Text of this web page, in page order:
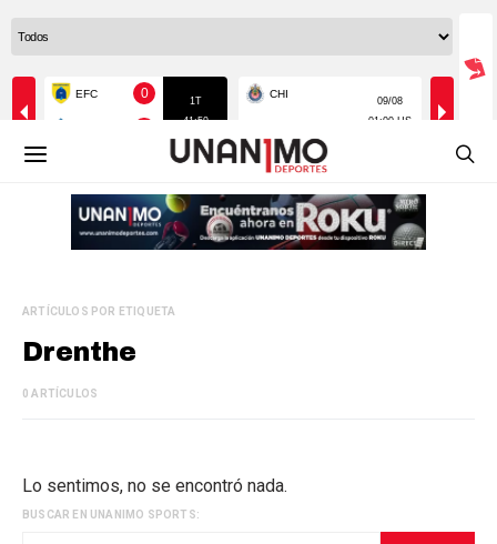
ARTÍCULOS POR ETIQUETA
Drenthe
0 ARTÍCULOS
Lo sentimos, no se encontró nada.
BUSCAR EN UNANIMO SPORTS: